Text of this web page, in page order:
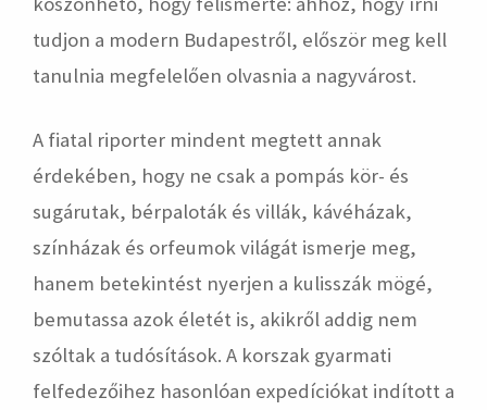
tudjon a modern Budapestről, először meg kell
tanulnia megfelelően olvasnia a nagyvárost.
A fiatal riporter mindent megtett annak
érdekében, hogy ne csak a pompás kör- és
sugárutak, bérpaloták és villák, kávéházak,
színházak és orfeumok világát ismerje meg,
hanem betekintést nyerjen a kulisszák mögé,
bemutassa azok életét is, akikről addig nem
szóltak a tudósítások. A korszak gyarmati
felfedezőihez hasonlóan expedíciókat indított a